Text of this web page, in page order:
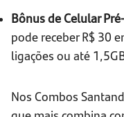
Bônus de Celular
pode receber R$ 30
ligações ou até
Nos Combos